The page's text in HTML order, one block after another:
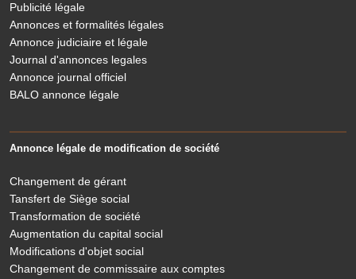
Publicité légale
Annonces et formalités légales
Annonce judiciaire et légale
Journal d'annonces legales
Annonce journal officiel
BALO annonce légale
Annonce légale de modification de société
Changement de gérant
Tansfert de Siège social
Transformation de société
Augmentation du capital social
Modifications d'objet social
Changement de commissaire aux comptes